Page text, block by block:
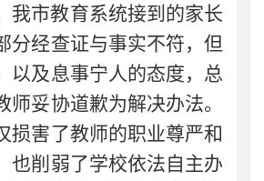
我市教育系统接到的家长
分经查证与事实不符，但
以及息事宁人的态度，总
师妥协道歉为解决办法。
损害了教师的职业尊严和
也削弱了学校依法自主办